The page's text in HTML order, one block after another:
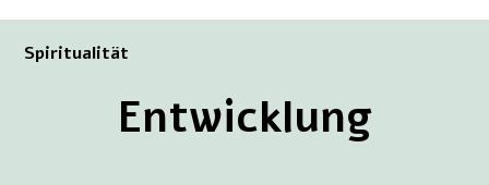
Spiritualität
Entwicklung